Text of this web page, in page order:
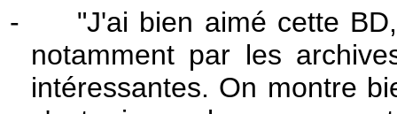
-
"J'ai bien aimé cette
notamment par les
intéressantes. On montre